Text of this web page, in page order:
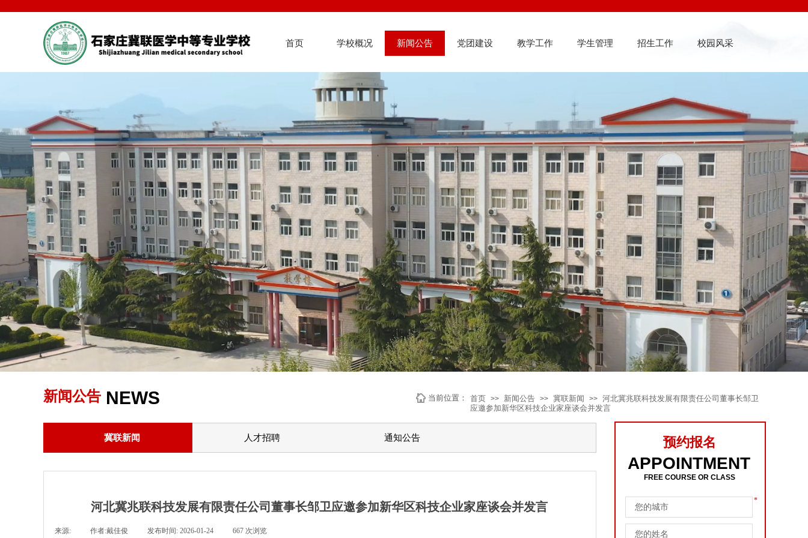
首页 学校概况 新闻公告 党团建设 教学工作 学生管理 招生工作 校园风采
当前位置： 首页 >> 新闻公告 >> 冀联新闻 >> 河北冀兆联科技发展有限责任公司董事长邹卫
应邀参加新华区科技企业家座谈会并发言
NEWS
新闻公告
*
APPOINTMENT
FREE COURSE OR CLASS
预约报名
冀联新闻 人才招聘 通知公告
河北冀兆联科技发展有限责任公司董事长邹卫应邀参加新华区科技企业家座谈会并发言
来源: 作者:戴佳俊 发布时间: 2026-01-24 667 次浏览